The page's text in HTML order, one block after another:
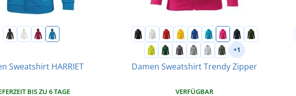
Sweatshirt HARRIET
BIS ZU 6 TAGE
+1
Damen Sweatshirt Trendy Zipper
VERFÜGBAR